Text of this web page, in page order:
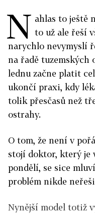
N ahlas to ještě
to už ale řeší
narychlo nevymyslí
na řadě tuzemských
lednu začne platit
ukončí praxi, kdy
tolik přesčasů než
ostrahy.
O tom, že není v
stojí doktor, který je
pondělí, se sice
problém nikde
Nynější model totiž